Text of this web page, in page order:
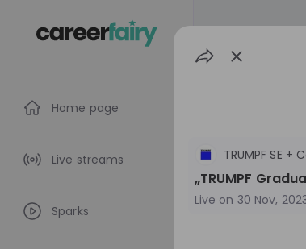
Home page
Live streams
Sparks
TRUMPF SE +
„TRUMPF
Live on 30 Nov,